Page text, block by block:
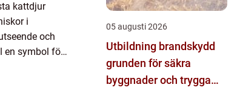
kattdjur
i
och
en symbol för
05 augusti 2026
Utbildning brandskydd
grunden för säkra
byggnader och trygga